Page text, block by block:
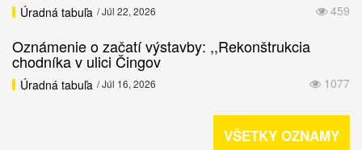
459
Úradná tabuľa / Júl 22, 2026
Oznámenie o začatí výstavby: ,,Rekonštrukcia
chodníka v ulici Čingov
1077
Úradná tabuľa / Júl 16, 2026
VŠETKY OZNAMY